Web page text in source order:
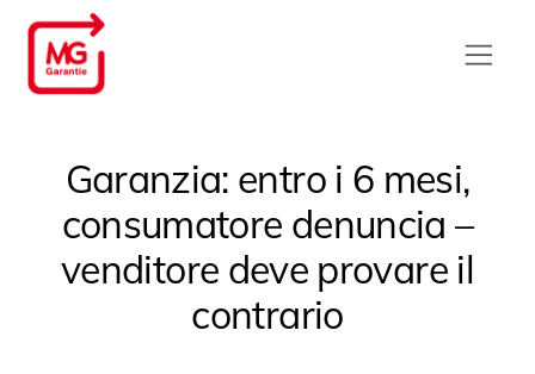
Garanzia: entro i 6 mesi,
consumatore denuncia –
venditore deve provare il
contrario